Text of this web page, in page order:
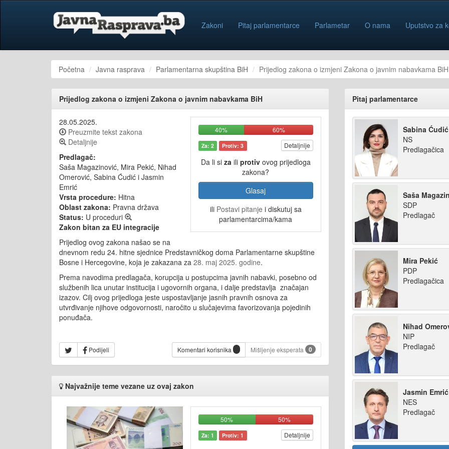
Zakoni Pitaj parlamentarce Parlametar O nama Uputstvo za
Početna Javna rasprava Parlamentarna skupština BiH Prijedlog zakona o izmjeni Zakona o javnim nabavkama BiH
Prijedlog zakona o izmjeni Zakona o javnim nabavkama BiH
40% 60%
Za: 2 Protiv: 3 Detaljnije
Da li si zaili protivovog prijedloga
zakona?
Glasaj
ili Postavi pitanje i diskutuj sa
parlamentarcima/kama
28.05.2025.
Preuzmite tekst zakona
Detaljnije
Predlagač:
Saša Magazinović, Mira Pekić, Nihad
Omerović, Sabina Ćudić i Jasmin
Emrić
Vrsta procedure: Hitna
Oblast zakona: Pravna država
Status: U proceduri
Zakon bitan za EU integracije
Prijedlog ovog zakona našao se na
dnevnom redu 24. hitne sjednice Predstavničkog doma Parlamentarne skupštine
Bosne i Hercegovine, koja je zakazana za 28. maj 2025. godine.
Prema navodima predlagača, korupcija u postupcima javnih nabavki, posebno od
službenih lica unutar institucija i ugovornih organa, i dalje predstavlja značajan
izazov. Cilj ovog prijedloga jeste uspostavljanje jasnih pravnih osnova za
utvrđivanje njihove odgovornosti, naročito u slučajevima favorizovanja pojedinih
ponuđača.
Podijeli Komentari korisnika Mišljenje eksperata 0
Najvažnije teme vezane uz ovaj zakon
50% 50%
Za: 1 Protiv: 1 Detaljnije
Pitaj parlamentarce
Sabina Ćudić
NS
Predlagačica
Saša
SDP
Predlagač
Mira Pekić
PDP
Predlagačica
Nihad
NIP
Predlagač
Jasmin Emrić
NES
Predlagač